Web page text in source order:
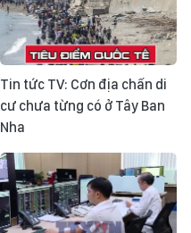
Tin tức TV: Cơn địa chấn di
cư chưa từng có ở Tây Ban
Nha